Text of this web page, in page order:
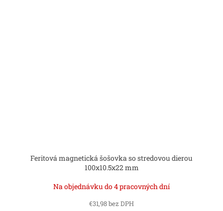
Feritová magnetická šošovka so stredovou dierou
100x10.5x22 mm
Na objednávku do 4 pracovných dní
€31,98 bez DPH